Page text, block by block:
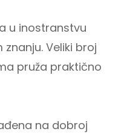
u inostranstvu
Veliki broj
pruža praktično
na dobroj